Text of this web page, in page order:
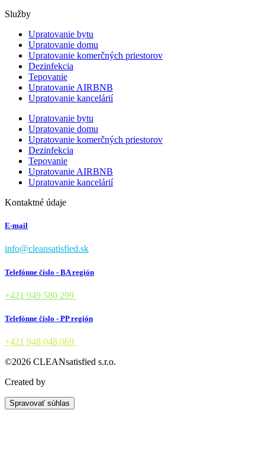
Služby
Upratovanie bytu
Upratovanie domu
Upratovanie komerčných priestorov
Dezinfekcia
Tepovanie
Upratovanie AIRBNB
Upratovanie kancelárií
Upratovanie bytu
Upratovanie domu
Upratovanie komerčných priestorov
Dezinfekcia
Tepovanie
Upratovanie AIRBNB
Upratovanie kancelárií
Kontaktné údaje
E-mail
info@cleansatisfied.sk
Telefónne číslo - BA región
+421 949 580 299
Telefónne číslo - PP región
+421 948 048 069
©2026 CLEANsatisfied s.r.o.
Created by
Spravovať súhlas